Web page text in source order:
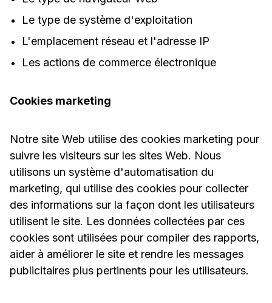
Le type de système d'exploitation
L'emplacement réseau et l'adresse IP
Les actions de commerce électronique
Cookies marketing
Notre site Web utilise des cookies marketing pour
suivre les visiteurs sur les sites Web. Nous
utilisons un système d'automatisation du
marketing, qui utilise des cookies pour collecter
des informations sur la façon dont les utilisateurs
utilisent le site. Les données collectées par ces
cookies sont utilisées pour compiler des rapports,
aider à améliorer le site et rendre les messages
publicitaires plus pertinents pour les utilisateurs.